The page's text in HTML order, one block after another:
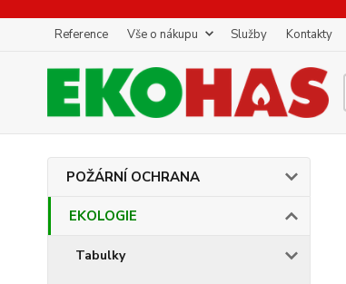
Reference Vše o nákupu Služby Kontakty
POŽÁRNÍ OCHRANA
EKOLOGIE
Tabulky